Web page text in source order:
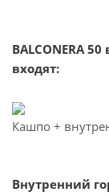
BALCONERA
входят:
Кашпо +
Внутренний